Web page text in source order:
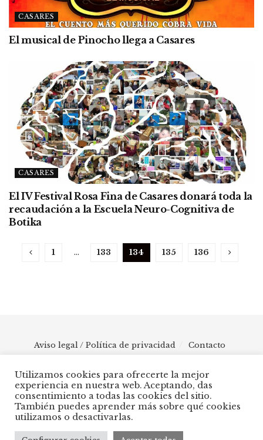
CASARES
El musical de Pinocho llega a Casares
CASARES
El IV Festival Rosa Fina de Casares donará toda la
recaudación a la Escuela Neuro-Cognitiva de
Botika
1 … 133 134 135 136
Aviso legal / Política de privacidad Contacto
Contacto: redaccion@azcostadelsol.com
© 2025 AZ Costa del Sol - Diario digital de Málaga capital hasta
Manilva, pasando por Torremolinos, Benalmádena, Fuengirola,
Utilizamos cookies para ofrecerte la mejor
experiencia en nuestra web. Aceptando, das
consentimiento a todas las cookies del sitio.
También puedes aprender más sobre qué cookies
utilizamos o desactivarlas.